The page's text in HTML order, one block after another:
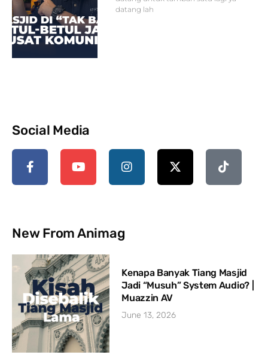
datang lah
Social Media
New From Animag
Kenapa Banyak Tiang Masjid
Jadi “Musuh” System Audio? |
Muazzin AV
June 13, 2026